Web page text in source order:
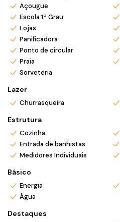
Açougue
Escola 1º Grau
Lojas
Panificadora
Ponto de circular
Praia
Sorveteria
Lazer
Churrasqueira
Estrutura
Cozinha
Entrada de banhistas
Medidores Individuais
Básico
Energia
Água
Destaques